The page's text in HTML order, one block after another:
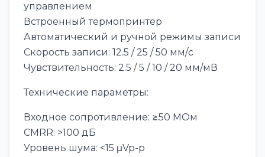
управлением
Встроенный термопринтер
Автоматический и ручной режимы записи
Скорость записи: 12.5 / 25 / 50 мм/с
Чувствительность: 2.5 / 5 / 10 / 20 мм/мВ
Технические параметры:
Входное сопротивление: ≥50 МОм
CMRR: >100 дБ
Уровень шума: <15 μVp-p